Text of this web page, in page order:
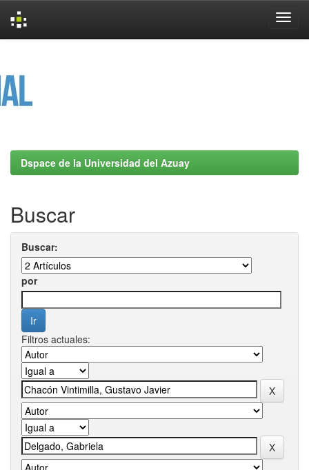
Dspace de la Universidad del Azuay
Buscar
Buscar:
por
Filtros actuales: